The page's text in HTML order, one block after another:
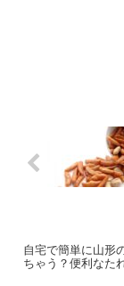
自宅で簡単に山形
ちゃう？便利なた